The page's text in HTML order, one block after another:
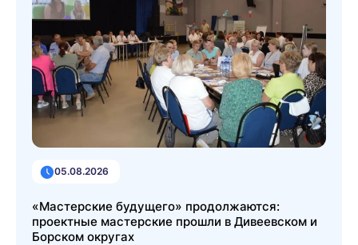
05.08.2026
«Мастерские будущего» продолжаются:
проектные мастерские прошли в Дивеевском и
Борском округах